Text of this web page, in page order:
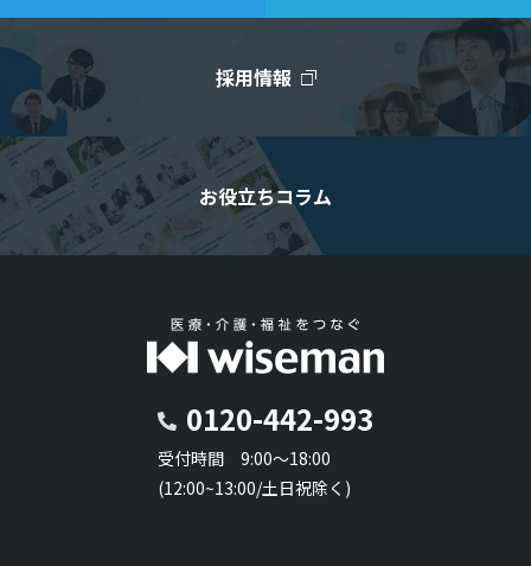
採用情報
お役立ちコラム
0120-442-993
受付時間 9:00～18:00
(12:00~13:00/土日祝除く)